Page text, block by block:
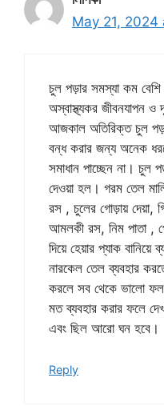
May 21, 2024
চুল পড়ার সমস্যা কম
অস্বাস্থ্যকর জীবনযাপন ও
আজকাল অতিরিক্ত চুল
বন্ধ করার জন্য অনেক
সমাধান পাচ্ছেন না। চুল
দেওয়া হল। গরম তেল
রস , চুলের গোড়ায় দেয়া,
আমলকী রস, নিম পাতা ,
দিয়ে হেয়ার প্যাক
নারকেল তেল ব্যবহার
করলে সব থেকে ভালো ফল
মত ব্যবহার করার ফলে
এবং ছিল আরো ঘন হবে।
Reply